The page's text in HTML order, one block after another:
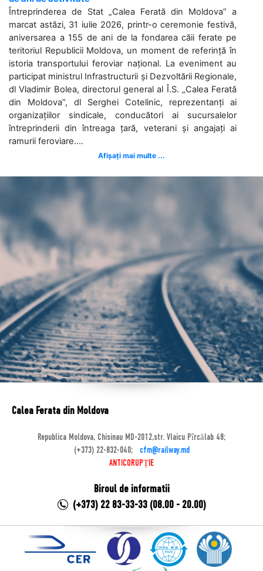
Întreprinderea de Stat „Calea Ferată din Moldova” a
marcat astăzi, 31 iulie 2026, printr-o ceremonie festivă,
aniversarea a 155 de ani de la fondarea căii ferate pe
teritoriul Republicii Moldova, un moment de referință în
istoria transportului feroviar național. La eveniment au
participat ministrul Infrastructurii și Dezvoltării Regionale,
dl Vladimir Bolea, directorul general al Î.S. „Calea Ferată
din Moldova”, dl Serghei Cotelinic, reprezentanți ai
organizațiilor sindicale, conducători ai sucursalelor
întreprinderii din întreaga țară, veterani și angajați ai
ramurii feroviare....
Afișați mai multe ...
Calea Ferata din Moldova
Republica Moldova, Chisinau MD-2012,str. Vlaicu Pîrcălab 48;
(+373) 22-832-040;
cfm@railway.md
ANTICORUPȚIE
Biroul de informatii
(+373) 22 83-33-33 (08.00 - 20.00)